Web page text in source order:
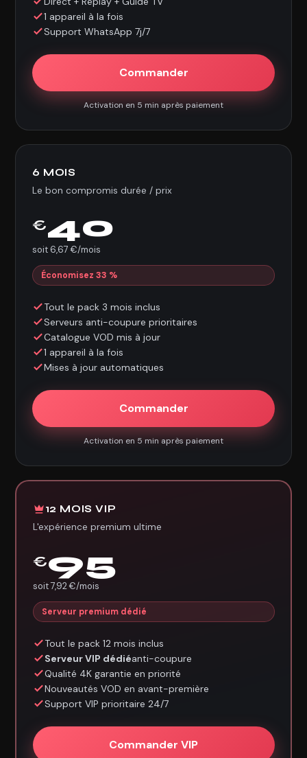
1 appareil à la fois
Support WhatsApp 7j/7
Commander
Activation en 5 min après paiement
6 MOIS
Le bon compromis durée / prix
€40
soit 6,67 €/mois
Économisez 33 %
Tout le pack 3 mois inclus
Serveurs anti-coupure prioritaires
Catalogue VOD mis à jour
1 appareil à la fois
Mises à jour automatiques
Commander
Activation en 5 min après paiement
12 MOIS VIP
L'expérience premium ultime
€95
soit 7,92 €/mois
Serveur premium dédié
Tout le pack 12 mois inclus
Serveur VIP dédiéanti-coupure
Qualité 4K garantie en priorité
Nouveautés VOD en avant-première
Support VIP prioritaire 24/7
Commander VIP